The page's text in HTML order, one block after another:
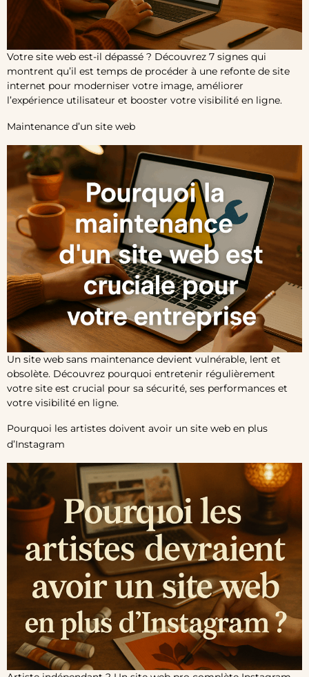
Votre site web est-il dépassé ? Découvrez 7 signes qui
montrent qu’il est temps de procéder à une refonte de site
internet pour moderniser votre image, améliorer
l’expérience utilisateur et booster votre visibilité en ligne.
Maintenance d’un site web
Un site web sans maintenance devient vulnérable, lent et
obsolète. Découvrez pourquoi entretenir régulièrement
votre site est crucial pour sa sécurité, ses performances et
votre visibilité en ligne.
Pourquoi les artistes doivent avoir un site web en plus
d’Instagram